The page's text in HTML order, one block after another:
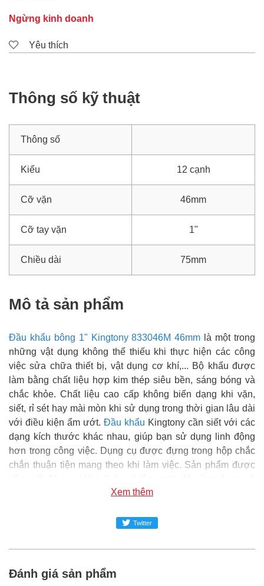
Ngừng kinh doanh
Yêu thích
Thông số kỹ thuật
Thông số
Kiểu 12 cạnh
Cỡ vặn 46mm
Cỡ tay vặn 1"
Chiều dài 75mm
Mô tả sản phẩm
Đầu khẩu bông 1" Kingtony 833046M 46mm là một trong
những vật dụng không thể thiếu khi thực hiện các công
việc sửa chữa thiết bị, vật dụng cơ khí,... Bộ khẩu được
làm bằng chất liệu hợp kim thép siêu bền, sáng bóng và
chắc khỏe. Chất liệu cao cấp không biến dạng khi vặn,
siết, rỉ sét hay mài mòn khi sử dụng trong thời gian lâu dài
với điều kiện ẩm ướt. Đầu khẩu Kingtony cần siết với các
dạng kích thước khác nhau, giúp bạn sử dụng linh động
hơn trong công việc. Dụng cụ được đựng trong hộp chắc
chắn thuận tiện mang theo khi làm việc. Sản phẩm được
tiêu chuẩn kỹ thuật, chất lượng đảm bảo và an toàn trong
phân phối và cung cấp sản phẩm Đầu khẩu
Đại siêu thị Vật tư phụ tùng SUPER-MRO.COM hơn 10
Xem thêm
Twitter
Đánh giá sản phẩm